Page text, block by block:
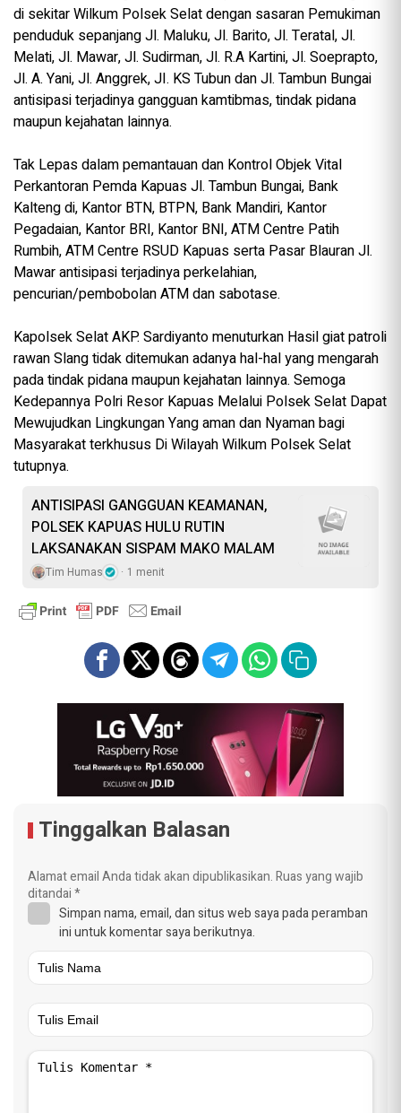
di sekitar Wilkum Polsek Selat dengan sasaran Pemukiman
penduduk sepanjang Jl. Maluku, Jl. Barito, Jl. Teratal, Jl.
Melati, Jl. Mawar, Jl. Sudirman, Jl. R.A Kartini, Jl. Soeprapto,
Jl. A. Yani, Jl. Anggrek, JI. KS Tubun dan Jl. Tambun Bungai
antisipasi terjadinya gangguan kamtibmas, tindak pidana
maupun kejahatan lainnya.
‎Tak Lepas dalam pemantauan dan Kontrol Objek Vital
Perkantoran Pemda Kapuas Jl. Tambun Bungai, Bank
Kalteng di, Kantor BTN, BTPN, Bank Mandiri, Kantor
Pegadaian, Kantor BRI, Kantor BNI, ATM Centre Patih
Rumbih, ATM Centre RSUD Kapuas serta Pasar Blauran Jl.
Mawar antisipasi terjadinya perkelahian,
pencurian/pembobolan ATM dan sabotase.
‎Kapolsek Selat AKP. Sardiyanto menuturkan Hasil giat patroli
rawan Slang tidak ditemukan adanya hal-hal yang mengarah
pada tindak pidana maupun kejahatan lainnya. Semoga
Kedepannya Polri Resor Kapuas Melalui Polsek Selat Dapat
Mewujudkan Lingkungan Yang aman dan Nyaman bagi
Masyarakat terkhusus Di Wilayah Wilkum Polsek Selat
tutupnya.
ANTISIPASI GANGGUAN KEAMANAN,
POLSEK KAPUAS HULU RUTIN
LAKSANAKAN SISPAM MAKO MALAM
Tim Humas 1 menit
Tinggalkan Balasan
Alamat email Anda tidak akan dipublikasikan.Ruas yang wajib
ditandai*
Simpan nama, email, dan situs web saya pada peramban
ini untuk komentar saya berikutnya.